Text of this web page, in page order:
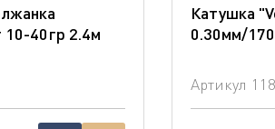
10-40гр 2.4м
Катушка
0.30мм/
Артикул